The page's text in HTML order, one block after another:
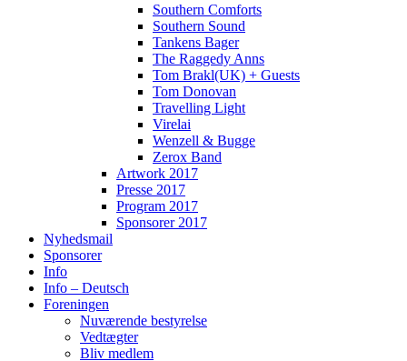
Southern Comforts
Southern Sound
Tankens Bager
The Raggedy Anns
Tom Brakl(UK) + Guests
Tom Donovan
Travelling Light
Virelai
Wenzell & Bugge
Zerox Band
Artwork 2017
Presse 2017
Program 2017
Sponsorer 2017
Nyhedsmail
Sponsorer
Info
Info – Deutsch
Foreningen
Nuværende bestyrelse
Vedtægter
Bliv medlem